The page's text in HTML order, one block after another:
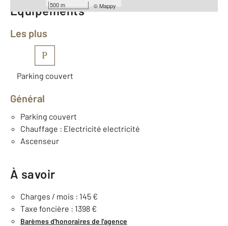
500 m ©Mappy
Équipements
Les plus
P
Parking couvert
Général
Parking couvert
Chauffage : Electricité electricité
Ascenseur
À savoir
Charges / mois : 145 €
Taxe foncière : 1398 €
Barèmes d'honoraires de l'agence